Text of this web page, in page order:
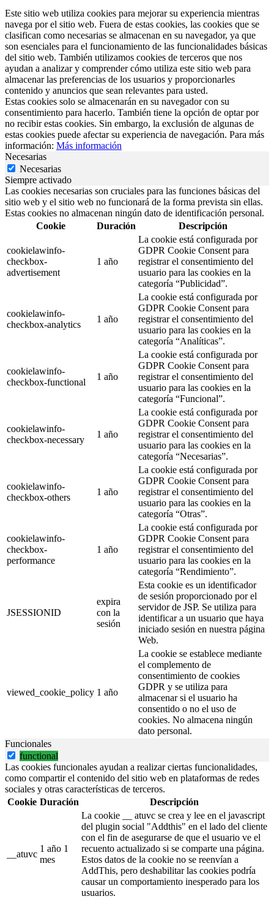
Este sitio web utiliza cookies para mejorar su experiencia mientras
navega por el sitio web. Fuera de estas cookies, las cookies que se
clasifican como necesarias se almacenan en su navegador, ya que
son esenciales para el funcionamiento de las funcionalidades básicas
del sitio web. También utilizamos cookies de terceros que nos
ayudan a analizar y comprender cómo utiliza este sitio web para
almacenar las preferencias de los usuarios y proporcionarles
contenido y anuncios que sean relevantes para usted.
Estas cookies solo se almacenarán en su navegador con su
consentimiento para hacerlo. También tiene la opción de optar por
no recibir estas cookies. Sin embargo, la exclusión de algunas de
estas cookies puede afectar su experiencia de navegación. Para más
información: Más información
Necesarias
Necesarias
Siempre activado
Las cookies necesarias son cruciales para las funciones básicas del
sitio web y el sitio web no funcionará de la forma prevista sin ellas.
Estas cookies no almacenan ningún dato de identificación personal.
Cookie
Duración Descripción
cookielawinfo-
checkbox-
advertisement
1 año
La cookie está configurada por
GDPR Cookie Consent para
registrar el consentimiento del
usuario para las cookies en la
categoría “Publicidad”.
cookielawinfo-
checkbox-analytics
1 año
La cookie está configurada por
GDPR Cookie Consent para
registrar el consentimiento del
usuario para las cookies en la
categoría “Analíticas”.
cookielawinfo-
checkbox-functional
1 año
La cookie está configurada por
GDPR Cookie Consent para
registrar el consentimiento del
usuario para las cookies en la
categoría “Funcional”.
cookielawinfo-
checkbox-necessary
1 año
La cookie está configurada por
GDPR Cookie Consent para
registrar el consentimiento del
usuario para las cookies en la
categoría “Necesarias”.
cookielawinfo-
checkbox-others
1 año
La cookie está configurada por
GDPR Cookie Consent para
registrar el consentimiento del
usuario para las cookies en la
categoría “Otras”.
cookielawinfo-
checkbox-
performance
1 año
La cookie está configurada por
GDPR Cookie Consent para
registrar el consentimiento del
usuario para las cookies en la
categoría “Rendimiento”.
JSESSIONID
expira
con la
sesión
Esta cookie es un identificador
de sesión proporcionado por el
servidor de JSP. Se utiliza para
identificar a un usuario que haya
iniciado sesión en nuestra página
Web.
viewed_cookie_policy 1 año
La cookie se establece mediante
el complemento de
consentimiento de cookies
GDPR y se utiliza para
almacenar si el usuario ha
consentido o no el uso de
cookies. No almacena ningún
dato personal.
Funcionales
functional
Las cookies funcionales ayudan a realizar ciertas funcionalidades,
como compartir el contenido del sitio web en plataformas de redes
sociales y otras características de terceros.
Cookie Duración Descripción
__atuvc
1 año 1
mes
La cookie __ atuvc se crea y lee en el javascript
del plugin social "Addthis" en el lado del cliente
con el fin de asegurarse de que el usuario ve el
recuento actualizado si se comparte una página.
Estos datos de la cookie no se reenvían a
AddThis, pero deshabilitar las cookies podría
causar un comportamiento inesperado para los
usuarios.